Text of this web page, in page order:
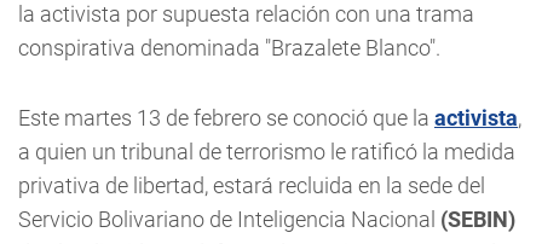
la activista por supuesta relación con una trama
conspirativa denominada "Brazalete Blanco".
Este martes 13 de febrero se conoció que la activista,
a quien un tribunal de terrorismo le ratificó la medida
privativa de libertad, estará recluida en la sede del
Servicio Bolivariano de Inteligencia Nacional (SEBIN)